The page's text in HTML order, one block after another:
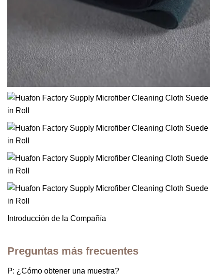
Introducción de la Compañía
Preguntas más frecuentes
P: ¿Cómo obtener una muestra?